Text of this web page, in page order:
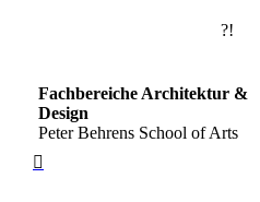
?!
Fachbereiche Architektur &
Design
Peter Behrens School of Arts
